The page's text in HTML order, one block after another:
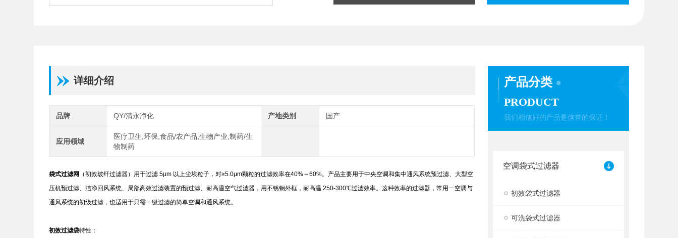
产品分类
PRODUCT
我们相信好的产品是信誉的保证！
空调袋式过滤器
初效袋式过滤器
可洗袋式过滤器
详细介绍
品牌 QY/清永净化 产地类别 国产
应用领域
医疗卫生,环保,食品/农产品,生物产业,制药/生
物制药
袋式过滤网
（初效玻纤过滤器）用于过滤 5μm 以上尘埃粒子，对≥5.0μm颗粒的过滤效率在40%～60%。产品主要用于中央空调和集中通风系统预过滤、大型空
压机预过滤、洁净回风系统、局部高效过滤装置的预过滤、耐高温空气过滤器，用不锈钢外框，耐高温 250-300℃过滤效率。这种效率的过滤器，常用一空调与
通风系统的初级过滤，也适用于只需一级过滤的简单空调和通风系统。
初效过滤袋特性：